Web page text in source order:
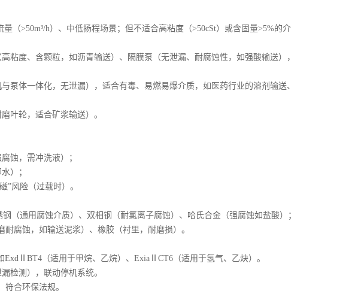
（>50m³/h）、中低扬程场景；但不适合高粘度（>50cSt）或含固量>5%的介
粘度、含颗粒，如沥青输送）、隔膜泵（无泄漏、耐腐蚀性，如强酸输送），
泵体一体化，无泄漏），适合有毒、易燃易爆介质，如医药行业的溶剂输送、
叶轮，适合矿浆输送）。
蚀，需冲洗液）；
）；
”风险（过载时）。
（通用腐蚀介质）、双相钢（耐氯离子腐蚀）、哈氏合金（强腐蚀如盐酸）；
腐蚀，如输送泥浆）、橡胶（衬里，耐磨损）。
（适用于甲烷、乙烷）、ExiaⅡCT6（适用于氢气、乙炔）。
检测），联动停机系统。
合环保法规。